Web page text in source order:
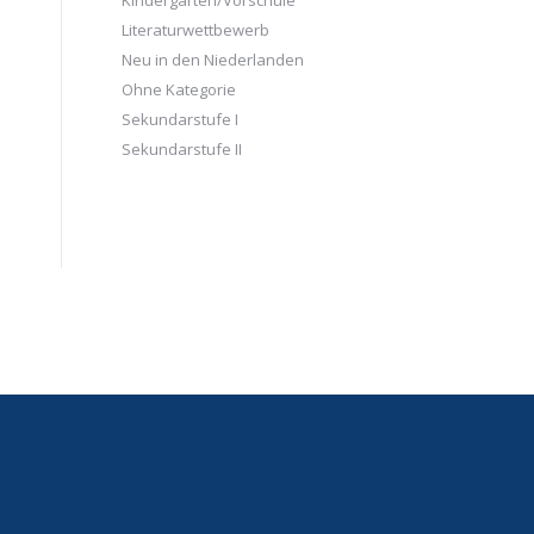
Literaturwettbewerb
Neu in den Niederlanden
Ohne Kategorie
Sekundarstufe I
Sekundarstufe II